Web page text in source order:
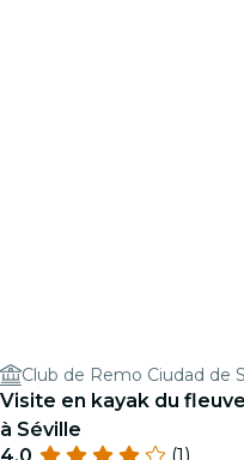
Club de Remo Ciudad de
Visite en kayak du
à Séville